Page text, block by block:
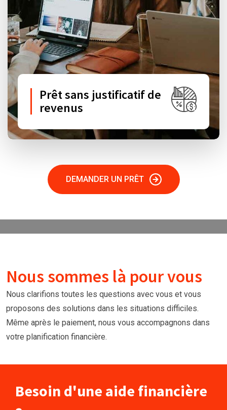
Prêt sans justificatif de
revenus
DEMANDER UN PRÊT
Nous sommes là pour vous
Nous clarifions toutes les questions avec vous et vous
proposons des solutions dans les situations difficiles.
Même après le paiement, nous vous accompagnons dans
votre planification financière.
Besoin d'une aide financière